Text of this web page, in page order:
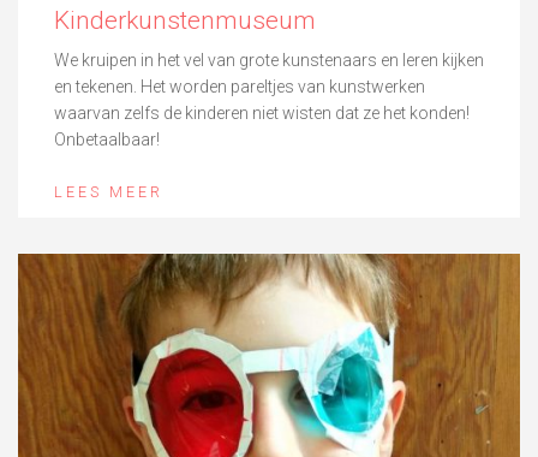
Kinderkunstenmuseum
We kruipen in het vel van grote kunstenaars en leren kijken
en tekenen. Het worden pareltjes van kunstwerken
waarvan zelfs de kinderen niet wisten dat ze het konden!
Onbetaalbaar!
LEES MEER